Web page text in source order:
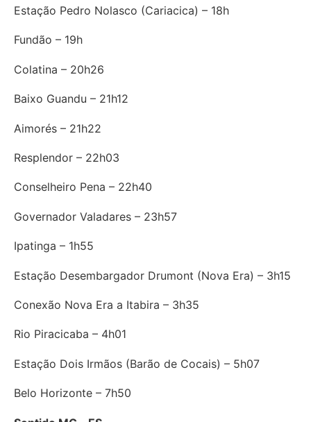
Estação Pedro Nolasco (Cariacica) – 18h
Fundão – 19h
Colatina – 20h26
Baixo Guandu – 21h12
Aimorés – 21h22
Resplendor – 22h03
Conselheiro Pena – 22h40
Governador Valadares – 23h57
Ipatinga – 1h55
Estação Desembargador Drumont (Nova Era) – 3h15
Conexão Nova Era a Itabira – 3h35
Rio Piracicaba – 4h01
Estação Dois Irmãos (Barão de Cocais) – 5h07
Belo Horizonte – 7h50